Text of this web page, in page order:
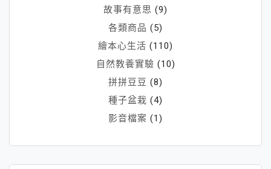
故事有意思 (9)
各類商品 (5)
繪本心生活 (110)
自然教養實驗 (10)
拼拼豆豆 (8)
種子盆栽 (4)
影音檔案 (1)